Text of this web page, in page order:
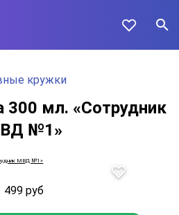
кружки
300 мл. «Сотрудник
№1»
499 руб